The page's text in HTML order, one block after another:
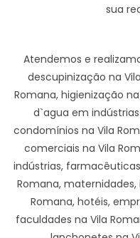
sua
Atendemos e
descupinização na
Romana, higienização
d`agua em
condomínios na Vila
comerciais na Vila
indústrias,
Romana,
Romana, hotéis,
faculdades na Vila